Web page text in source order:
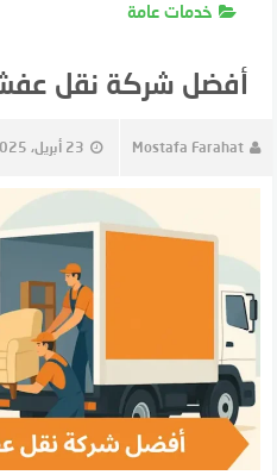
خدمات عامة
أفضل شركة نقل
Mostafa Farahat 23 أبريل، 2025